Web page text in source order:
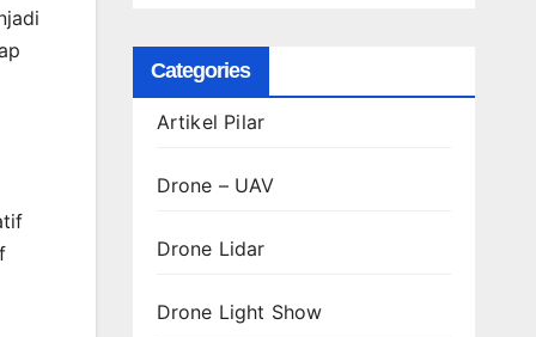
Categories
Artikel Pilar
Drone – UAV
Drone Lidar
Drone Light Show